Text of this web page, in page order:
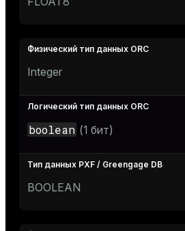
Integer
boolean (1 бит)
BOOLEAN